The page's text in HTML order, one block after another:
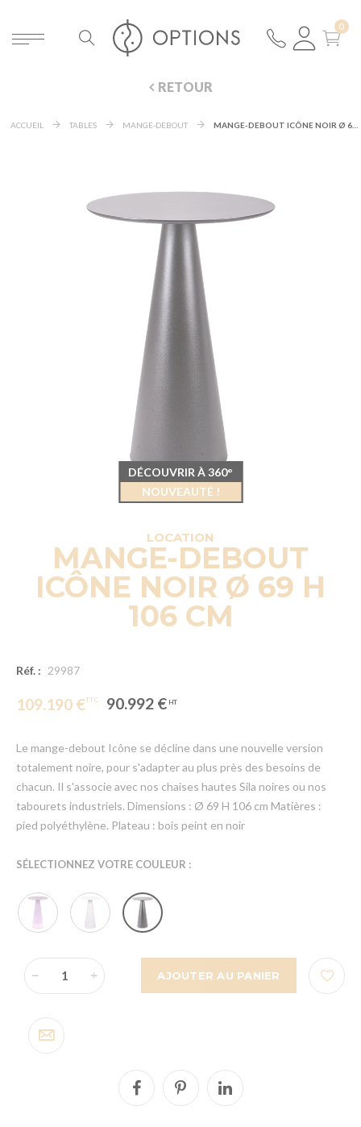
RETOUR
ACCUEIL TABLES MANGE-DEBOUT
LOCATION
MANGE-DEBOUT
ICÔNE NOIR Ø 69 H
106 CM
Réf. : 29987
109.190 € 90.992 €
Le mange-debout Icône se décline dans une nouvelle version
totalement noire, pour s'adapter au plus près des besoins de
chacun. Il s'associe avec nos chaises hautes Sila noires ou nos
tabourets industriels. Dimensions : Ø 69 H 106 cm Matières :
pied polyéthylène. Plateau : bois peint en noir
SÉLECTIONNEZ VOTRE COULEUR :
AJOUTER AU PANIER
DÉCOUVRIR À 360°
NOUVEAUTÉ !